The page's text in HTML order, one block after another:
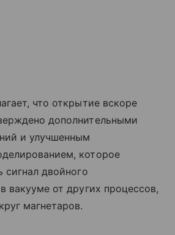
что открытие вскоре
дополнительными
и улучшенным
которое
сигнал двойного
вакууме от других процессов,
магнетаров.